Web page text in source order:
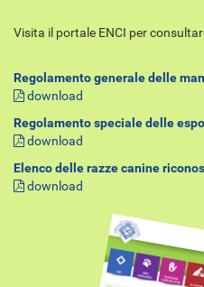
Visita il portale ENCI per
Regolamento generale delle
download
Regolamento speciale delle
download
Elenco delle razze canine
download